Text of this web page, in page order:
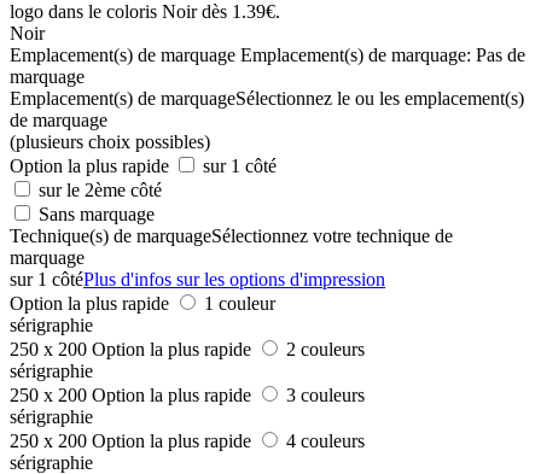
Noir
Emplacement(s) de marquage Emplacement(s) de marquage: Pas de
marquage
Emplacement(s) de marquageSélectionnez le ou les emplacement(s)
de marquage
(plusieurs choix possibles)
Option la plus rapide
sur 1 côté
sur le 2ème côté
Sans marquage
Technique(s) de marquageSélectionnez votre technique de
marquage
sur 1 côtéPlus d'infos sur les options d'impression
Option la plus rapide
1 couleur
sérigraphie
250 x 200 Option la plus rapide
2 couleurs
sérigraphie
250 x 200 Option la plus rapide
3 couleurs
sérigraphie
250 x 200 Option la plus rapide
4 couleurs
sérigraphie